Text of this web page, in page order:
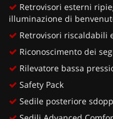
Retrovisori esterni
illuminazione di
Retrovisori riscaldabili
Riconoscimento dei
Rilevatore bassa
Safety Pack
Sedile posteriore